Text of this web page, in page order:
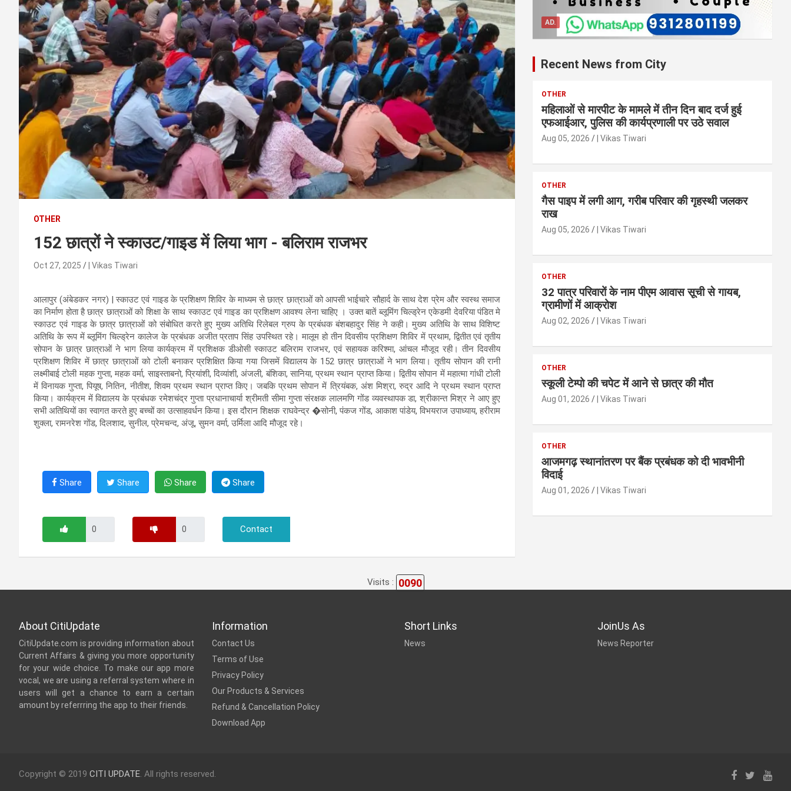
OTHER
152 छात्रों ने स्काउट/गाइड में लिया भाग - बलिराम राजभर
Oct 27, 2025 | Vikas Tiwari
आलापुर (अंबेडकर नगर) | स्काउट एवं गाइड के प्रशिक्षण शिविर के माध्यम से छात्र छात्राओं को आपसी भाईचारे सौहार्द के साथ देश प्रेम और स्वस्थ समाज
का निर्माण होता है छात्र छात्राओं को शिक्षा के साथ स्काउट एवं गाइड का प्रशिक्षण आवश्य लेना चाहिए । उक्त बातें ब्लूमिंग चिल्ड्रेन एकेडमी देवरिया पंडित मे
स्काउट एवं गाइड के छात्र छात्राओं को संबोधित करते हुए मुख्य अतिथि रिलेबल ग्रुप के प्रबंधक बंशबहादुर सिंह ने कही। मुख्य अतिथि के साथ विशिष्ट
अतिथि के रूप में ब्लूमिंग चिल्ड्रेन कालेज के प्रबंधक अजीत प्रताप सिंह उपस्थित रहे। मालूम हो तीन दिवसीय प्रशिक्षण शिविर में प्रथाम, द्वितीत एवं तृतीय
सोपान के छात्र छात्राओं ने भाग लिया कार्यक्रम में प्रशिक्षक डीओसी स्काउट बलिराम राजभर, एवं सहायक करिश्मा, आंचल मौजूद रही। तीन दिवसीय
प्रशिक्षण शिविर में छात्र छात्राओं को टोली बनाकर प्रशिक्षित किया गया जिसमें विद्यालय के 152 छात्र छात्राओं ने भाग लिया। तृतीय सोपान की रानी
लक्ष्मीबाई टोली महक गुप्ता, महक वर्मा, साइस्ताबनो, प्रियांशी, दिव्यांशी, अंजली, बंशिका, सानिया, प्रथम स्थान प्राप्त किया। द्वितीय सोपान में महात्मा गांधी टोली
में विनायक गुप्ता, पियूष, नितिन, नीतीश, शिवम प्रथम स्थान प्राप्त किए। जबकि प्रथम सोपान में त्रियंबक, अंश मिश्रा, रुद्र आदि ने प्रथम स्थान प्राप्त
किया। कार्यक्रम में विद्यालय के प्रबंधक रमेशचंद्र गुप्ता प्रधानाचार्या श्रीमती सीमा गुप्ता संरक्षक लालमणि गोंड व्यवस्थापक डा, श्रीकान्त मिश्र ने आए हुए
सभी अतिथियों का स्वागत करते हुए बच्चों का उत्साहवर्धन किया। इस दौरान शिक्षक राघवेन्द्र �सोनी, पंकज गोंड, आकाश पांडेय, विभयराज उपाध्याय, हरीराम
शुक्ला, रामनरेश गोंड, दिलशाद, सुनील, प्रेमचन्द, अंजू, सुमन वर्मा, उर्मिला आदि मौजूद रहे।
Share Share Share Share
Contact
AD.
Recent News from City
OTHER
महिलाओं से मारपीट के मामले में तीन दिन बाद दर्ज हुई
एफआईआर, पुलिस की कार्यप्रणाली पर उठे सवाल
Aug 05, 2026 | Vikas Tiwari
OTHER
गैस पाइप में लगी आग, गरीब परिवार की गृहस्थी जलकर
राख
Aug 05, 2026 | Vikas Tiwari
OTHER
32 पात्र परिवारों के नाम पीएम आवास सूची से गायब,
ग्रामीणों में आक्रोश
Aug 02, 2026 | Vikas Tiwari
OTHER
स्कूली टेम्पो की चपेट में आने से छात्र की मौत
Aug 01, 2026 | Vikas Tiwari
OTHER
आजमगढ़ स्थानांतरण पर बैंक प्रबंधक को दी भावभीनी
विदाई
Aug 01, 2026 | Vikas Tiwari
Visits : 0090
About CitiUpdate
CitiUpdate.com is providing information about
Current Affairs & giving you more opportunity
for your wide choice. To make our app more
vocal, we are using a referral system where in
users will get a chance to earn a certain
amount by referrring the app to their friends.
Information
Contact Us
Terms of Use
Privacy Policy
Our Products & Services
Refund & Cancellation Policy
Download App
Short Links
News
JoinUs As
News Reporter
Copyright © 2019 CITI UPDATE. All rights reserved.